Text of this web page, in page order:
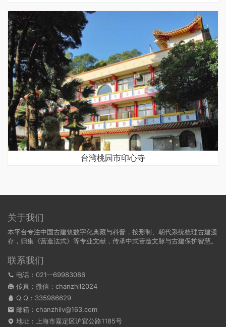
台湾桃园市印心寺
关于我们
本平台专注中国古建筑数字化典藏与科普，按形制、朝代系统梳理古建遗
存，归集《营造法式》等专业文献，传承中式营造文脉与古建保护智慧。
联系我们
电话：021--69983086
传真：微信：chanzhil2024
Q Q： 335986629
邮箱：chanzhilv@163.com
地址：上海市嘉定区沪宜公路1185号